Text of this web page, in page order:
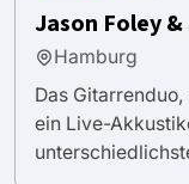
Jason Foley
Hamburg
Das
ein Live-